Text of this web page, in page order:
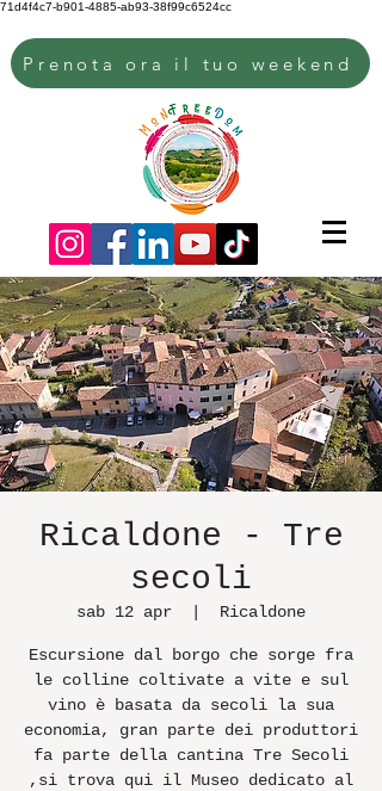
71d4f4c7-b901-4885-ab93-38f99c6524cc
Prenota ora il tuo weekend
Ricaldone - Tre
secoli
sab 12 apr Ricaldone
Escursione dal borgo che sorge fra
le colline coltivate a vite e sul
vino è basata da secoli la sua
economia, gran parte dei produttori
fa parte della cantina Tre Secoli
,si trova qui il Museo dedicato al